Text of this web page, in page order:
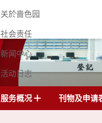
关於啬色园
社会责任
新闻中心
活动日志
联络我们
服务概况 刊物及申请